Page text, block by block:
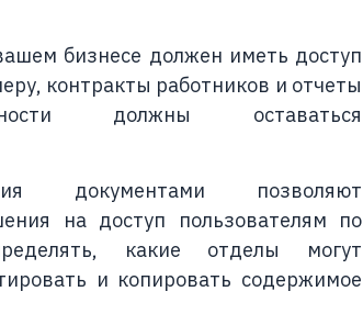
бизнесе должен иметь доступ
контракты работников и отчеты
должны оставаться
документами позволяют
на доступ пользователям по
какие отделы могут
и копировать содержимое